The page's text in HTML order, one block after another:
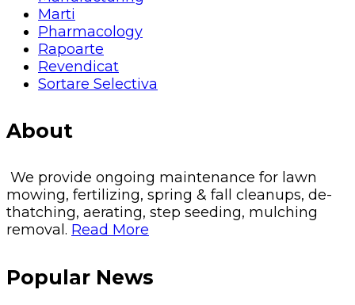
Marti
Pharmacology
Rapoarte
Revendicat
Sortare Selectiva
About
We provide ongoing maintenance for lawn
mowing, fertilizing, spring & fall cleanups, de-
thatching, aerating, step seeding, mulching
removal. Read More
Popular News